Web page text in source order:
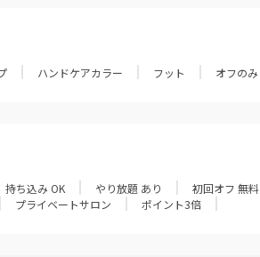
ハンドケアカラー フット オフのみ
持ち込み OK やり放題 あり 初回オフ 無料
プライベートサロン ポイント3倍